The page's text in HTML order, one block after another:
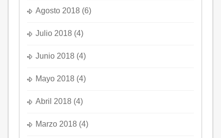
Agosto 2018 (6)
Julio 2018 (4)
Junio 2018 (4)
Mayo 2018 (4)
Abril 2018 (4)
Marzo 2018 (4)